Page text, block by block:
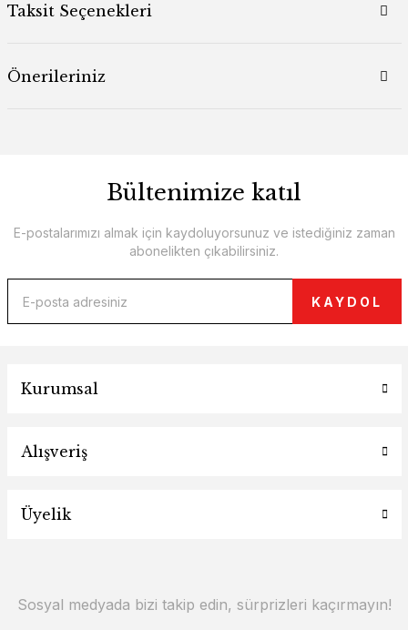
Taksit Seçenekleri
Önerileriniz
Bültenimize katıl
E-postalarımızı almak için kaydoluyorsunuz ve istediğiniz zaman
abonelikten çıkabilirsiniz.
KAYDOL
Kurumsal
Alışveriş
Üyelik
Sosyal medyada bizi takip edin, sürprizleri kaçırmayın!